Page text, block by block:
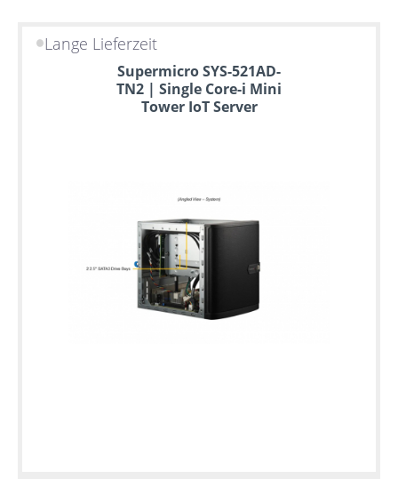
Lange Lieferzeit
Supermicro SYS-521AD-
TN2 | Single Core-i Mini
Tower IoT Server